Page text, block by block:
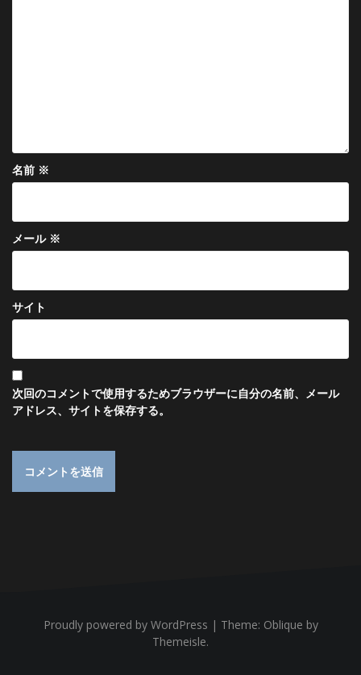
名前 ※
メール ※
サイト
次回のコメントで使用するためブラウザーに自分の名前、メール
アドレス、サイトを保存する。
Proudly powered by WordPress | Theme: Oblique by
Themeisle.